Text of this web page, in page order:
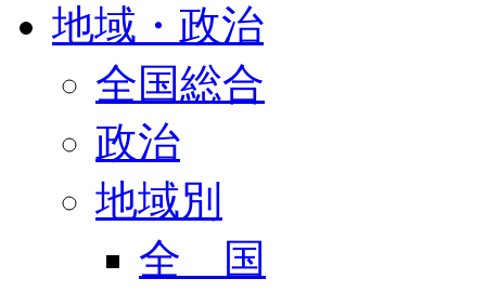
地域・政治
全国総合
政治
地域別
全 国